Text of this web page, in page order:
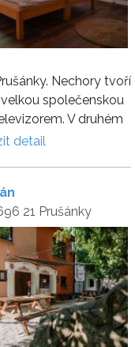
Nechory tvoří
společenskou
V druhém
detail
21 Prušánky